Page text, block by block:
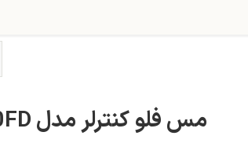
مس فلو کنترلر مدل ACU20FD